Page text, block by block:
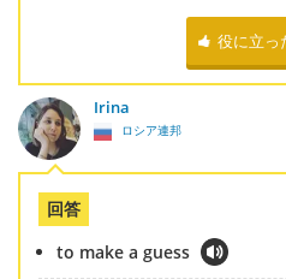
役に立っ
Irina
ロシア連邦
回答
to make a guess